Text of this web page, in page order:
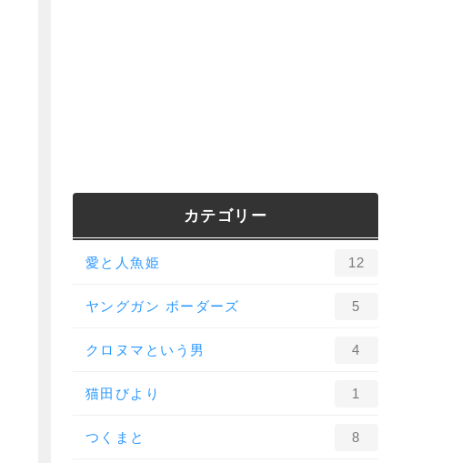
カテゴリー
愛と人魚姫 12
ヤングガン ボーダーズ 5
クロヌマという男 4
猫田びより 1
つくまと 8